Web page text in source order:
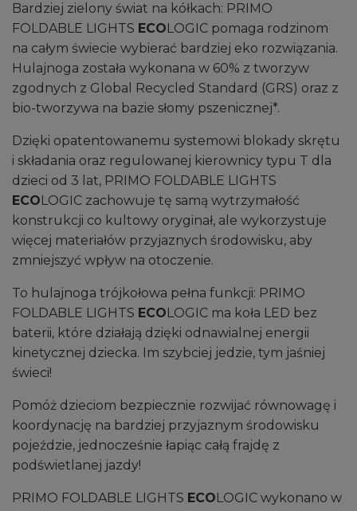
Bardziej zielony świat na kółkach: PRIMO
FOLDABLE LIGHTS ECOLOGIC pomaga rodzinom
na całym świecie wybierać bardziej eko rozwiązania.
Hulajnoga została wykonana w 60% z tworzyw
zgodnych z Global Recycled Standard (GRS) oraz z
bio-tworzywa na bazie słomy pszenicznej*.
Dzięki opatentowanemu systemowi blokady skrętu
i składania oraz regulowanej kierownicy typu T dla
dzieci od 3 lat, PRIMO FOLDABLE LIGHTS
ECOLOGIC zachowuje tę samą wytrzymałość
konstrukcji co kultowy oryginał, ale wykorzystuje
więcej materiałów przyjaznych środowisku, aby
zmniejszyć wpływ na otoczenie.
To hulajnoga trójkołowa pełna funkcji: PRIMO
FOLDABLE LIGHTS ECOLOGIC ma koła LED bez
baterii, które działają dzięki odnawialnej energii
kinetycznej dziecka. Im szybciej jedzie, tym jaśniej
świeci!
Pomóż dzieciom bezpiecznie rozwijać równowagę i
koordynację na bardziej przyjaznym środowisku
pojeździe, jednocześnie łapiąc całą frajdę z
podświetlanej jazdy!
PRIMO FOLDABLE LIGHTS ECOLOGIC wykonano w